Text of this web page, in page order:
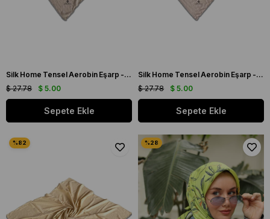
Silk Home Tensel Aerobin Eşarp - 77001 - 00 Koyu Vizon
$ 5.00
$ 27.78
Sepete Ekle
Silk Home Tensel Aerobin Eşarp - 77001 - 00 Açık Vizon
$ 5.00
$ 27.78
Sepete Ekle